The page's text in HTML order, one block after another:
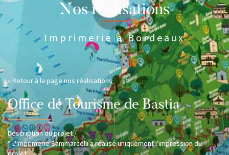
Nos réalisations
Imprimerie à Bordeaux
« Retour à la page nos réalisations
Office de Tourisme de Bastia
Description du projet /
* L'imprimerie Sammarcelli a réalisé uniquement l'impression du